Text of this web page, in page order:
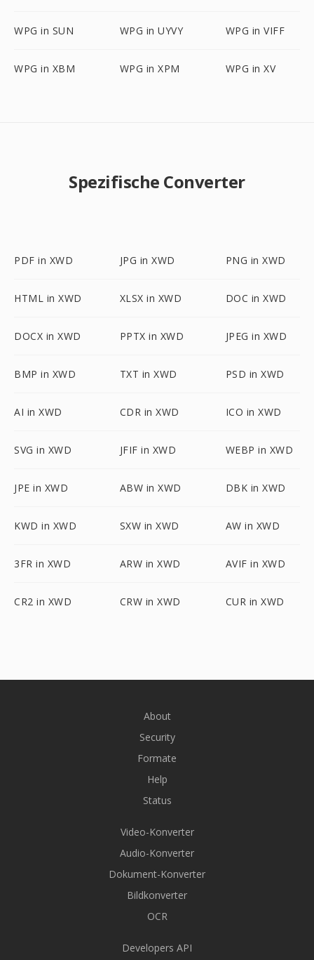
WPG in SUN WPG in UYVY WPG in VIFF
WPG in XBM WPG in XPM WPG in XV
Spezifische Converter
PDF in XWD JPG in XWD PNG in XWD
HTML in XWD XLSX in XWD DOC in XWD
DOCX in XWD PPTX in XWD JPEG in XWD
BMP in XWD TXT in XWD PSD in XWD
AI in XWD CDR in XWD ICO in XWD
SVG in XWD JFIF in XWD WEBP in XWD
JPE in XWD ABW in XWD DBK in XWD
KWD in XWD SXW in XWD AW in XWD
3FR in XWD ARW in XWD AVIF in XWD
CR2 in XWD CRW in XWD CUR in XWD
About
Security
Formate
Help
Status
Video-Konverter
Audio-Konverter
Dokument-Konverter
Bildkonverter
OCR
Developers API